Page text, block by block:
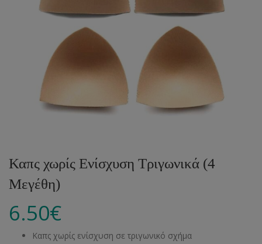
Καπς χωρίς Ενίσχυση Τριγωνικά (4
Μεγέθη)
6.50€
Καπς χωρίς ενίσχυση σε τριγωνικό σχήμα